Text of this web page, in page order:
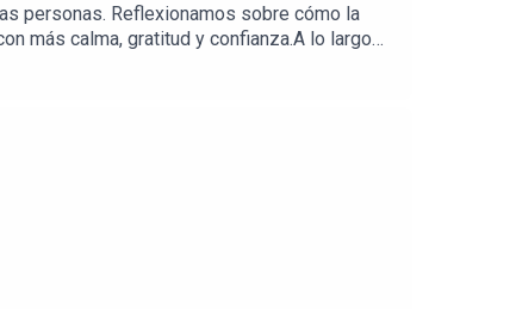
personas. Reflexionamos sobre cómo la
más calma, gratitud y confianza.A lo largo
queremos traerles de vuelta todas esas
de compararte con el camino de los
conocenos